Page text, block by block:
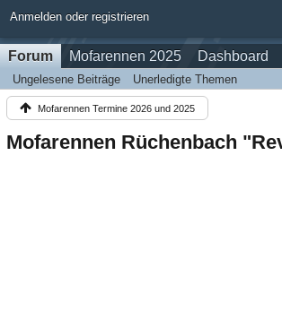
Anmelden oder registrieren
Forum Mofarennen 2025 Dashboard
Ungelesene Beiträge Unerledigte Themen
Mofarennen Termine 2026 und 2025
Mofarennen Rüchenbach